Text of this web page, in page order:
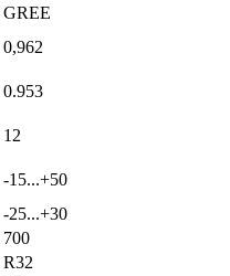
GREE
0,962
0.953
12
-15...+50
-25...+30
700
R32